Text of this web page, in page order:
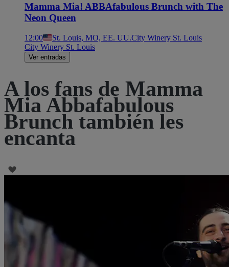
Mamma Mia! ABBAfabulous Brunch with The
Neon Queen
12:00 St. Louis, MO, EE. UU.City Winery St. Louis
City Winery St. Louis
Ver entradas
A los fans de Mamma
Mia Abbafabulous
Brunch también les
encanta